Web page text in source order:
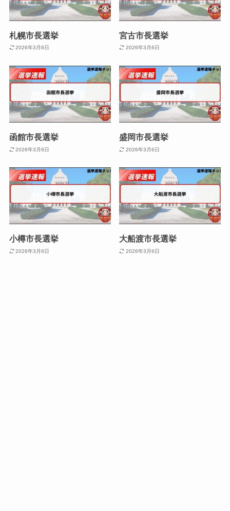
札幌市長選挙
2026年3月6日
宮古市長選挙
2026年3月6日
函館市長選挙
2026年3月6日
盛岡市長選挙
2026年3月6日
小樽市長選挙
2026年3月6日
大船渡市長選挙
2026年3月6日